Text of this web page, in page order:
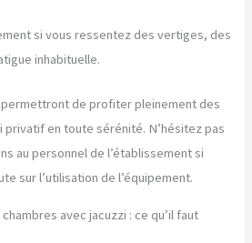
si vous ressentez des vertiges, des
inhabituelle.
de profiter pleinement des
en toute sérénité. N’hésitez pas
au personnel de l’établissement si
sur l’utilisation de l’équipement.
avec jacuzzi : ce qu’il faut